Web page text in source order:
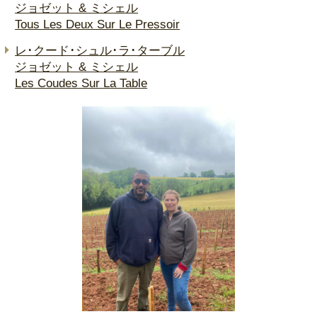
ジョゼット & ミシェル
Tous Les Deux Sur Le Pressoir
レ･クード･シュル･ラ･ターブル
ジョゼット & ミシェル
Les Coudes Sur La Table